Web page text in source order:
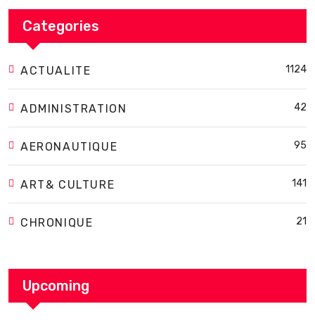
Categories
ACTUALITE 1124
ADMINISTRATION 42
AERONAUTIQUE 95
ART& CULTURE 141
CHRONIQUE 21
Upcoming